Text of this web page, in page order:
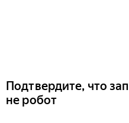
Подтвердите, что
не робот